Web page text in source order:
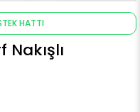
HATTI